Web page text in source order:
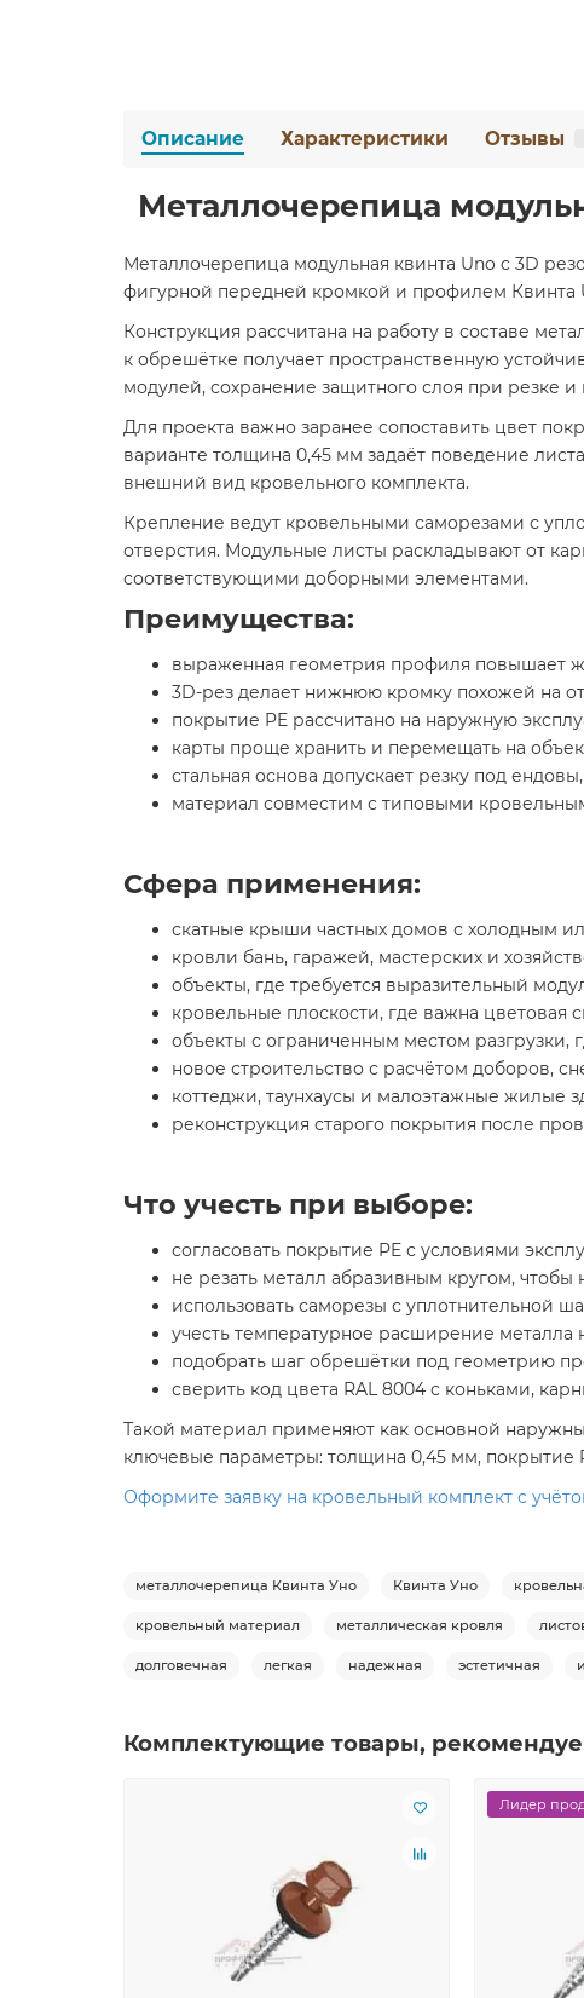
Описание Характеристики Отзывы
Металлочерепица
Металлочерепица модульная квинта Uno c 3D
фигурной передней кромкой и профилем Квинта
Конструкция рассчитана на работу в составе
к обрешётке получает пространственную
модулей, сохранение защитного слоя при резке
Для проекта важно заранее сопоставить цвет
варианте толщина 0,45 мм задаёт поведение
внешний вид кровельного комплекта.
Крепление ведут кровельными саморезами с
отверстия. Модульные листы раскладывают от
соответствующими доборными элементами.
Преимущества:
выраженная геометрия профиля повышает
3D-рез делает нижнюю кромку похожей на
покрытие PE рассчитано на наружную
карты проще хранить и перемещать на
стальная основа допускает резку под
материал совместим с типовыми
Сфера применения:
скатные крыши частных домов с холодным
кровли бань, гаражей, мастерских и
объекты, где требуется выразительный
кровельные плоскости, где важна цветовая
объекты с ограниченным местом разгрузки,
новое строительство с расчётом доборов,
коттеджи, таунхаусы и малоэтажные жилые
реконструкция старого покрытия после
Что учесть при выборе:
согласовать покрытие PE с условиями
не резать металл абразивным кругом,
использовать саморезы с уплотнительной
учесть температурное расширение
подобрать шаг обрешётки под геометрию
сверить код цвета RAL 8004 с коньками,
Такой материал применяют как основной
ключевые параметры: толщина 0,45 мм, покрытие
Оформите заявку на кровельный комплект с
металлочерепица Квинта Уно Квинта Уно
кровельный материал металлическая кровля
долговечная легкая надежная эстетичная
Комплектующие товары,
Лидер